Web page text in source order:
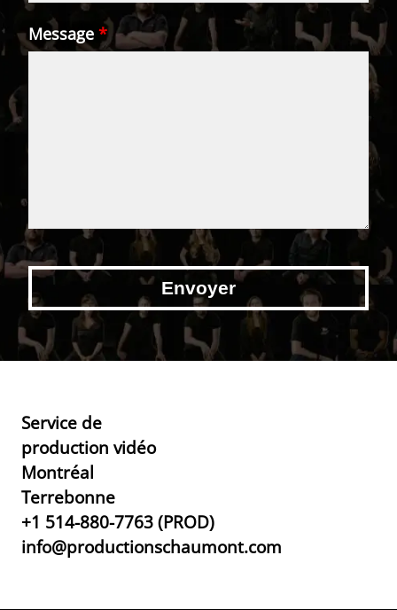
Message *
Service de
production vidéo
Montréal
Terrebonne
+1 514-880-7763 (PROD)
info@productionschaumont.com